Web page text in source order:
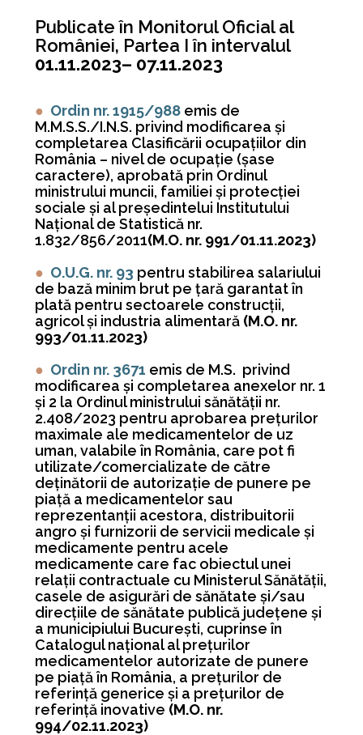
Publicate în Monitorul Oficial al
României, Partea I în intervalul
01.11.2023– 07.11.2023
● Ordin nr. 1915/988emis de
M.M.S.S./I.N.S. privind modificarea şi
completarea Clasificării ocupaţiilor din
România – nivel de ocupaţie (şase
caractere), aprobată prin Ordinul
ministrului muncii, familiei şi protecţiei
sociale şi al preşedintelui Institutului
Naţional de Statistică nr.
1.832/856/2011(M.O. nr. 991/01.11.2023)
● O.U.G. nr. 93 pentru stabilirea salariului
de bază minim brut pe ţară garantat în
plată pentru sectoarele construcţii,
agricol şi industria alimentară(M.O. nr.
993/01.11.2023)
● Ordin nr. 3671 emis de M.S. privind
modificarea şi completarea anexelor nr. 1
şi 2 la Ordinul ministrului sănătăţii nr.
2.408/2023 pentru aprobarea preţurilor
maximale ale medicamentelor de uz
uman, valabile în România, care pot fi
utilizate/comercializate de către
deţinătorii de autorizaţie de punere pe
piaţă a medicamentelor sau
reprezentanţii acestora, distribuitorii
angro şi furnizorii de servicii medicale şi
medicamente pentru acele
medicamente care fac obiectul unei
relaţii contractuale cu Ministerul Sănătăţii,
casele de asigurări de sănătate şi/sau
direcţiile de sănătate publică judeţene şi
a municipiului Bucureşti, cuprinse în
Catalogul naţional al preţurilor
medicamentelor autorizate de punere
pe piaţă în România, a preţurilor de
referinţă generice şi a preţurilor de
referinţă inovative (M.O. nr.
994/02.11.2023)